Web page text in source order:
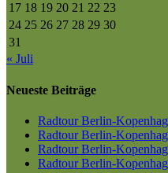
17 18 19 20 21 22 23
24 25 26 27 28 29 30
31
« Juli
Neueste Beiträge
Radtour Berlin-
Radtour Berlin-
Radtour Berlin-
Radtour Berlin-